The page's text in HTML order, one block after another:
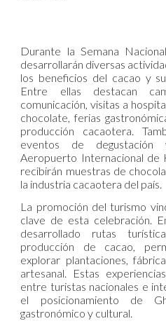
Durante la Semana
desarrollarán diversas
los beneficios del cacao y
Entre ellas destacan
comunicación, visitas a
chocolate, ferias
producción cacaotera.
eventos de
Aeropuerto Internacional de
recibirán muestras de
la industria cacaotera del país.
La promoción del turismo
clave de esta celebración.
desarrollado rutas
producción de cacao,
explorar plantaciones,
artesanal. Estas
entre turistas nacionales e
el posicionamiento de
gastronómico y cultural.